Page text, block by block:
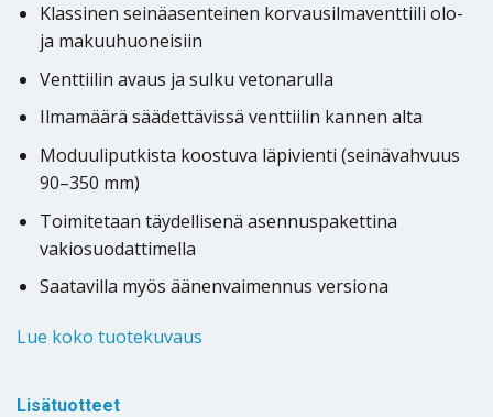
Klassinen seinäasenteinen korvausilmaventtiili olo-
ja makuuhuoneisiin
Venttiilin avaus ja sulku vetonarulla
Ilmamäärä säädettävissä venttiilin kannen alta
Moduuliputkista koostuva läpivienti (seinävahvuus
90–350 mm)
Toimitetaan täydellisenä asennuspakettina
vakiosuodattimella
Saatavilla myös äänenvaimennus versiona
Lue koko tuotekuvaus
Lisätuotteet